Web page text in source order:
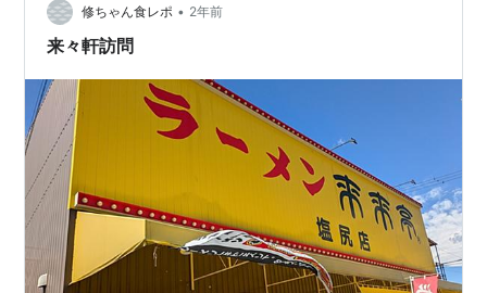
気のオムライス。中華屋さんでなぜオムライスが一
番・・・？ しかし、見た瞬間わか…
修ちゃん食レポ • 2年前
来々軒訪問